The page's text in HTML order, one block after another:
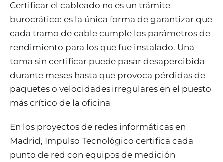
Certificar el cableado no es un trámite
burocrático: es la única forma de garantizar que
cada tramo de cable cumple los parámetros de
rendimiento para los que fue instalado. Una
toma sin certificar puede pasar desapercibida
durante meses hasta que provoca pérdidas de
paquetes o velocidades irregulares en el puesto
más crítico de la oficina.
En los proyectos de redes informáticas en
Madrid, Impulso Tecnológico certifica cada
punto de red con equipos de medición